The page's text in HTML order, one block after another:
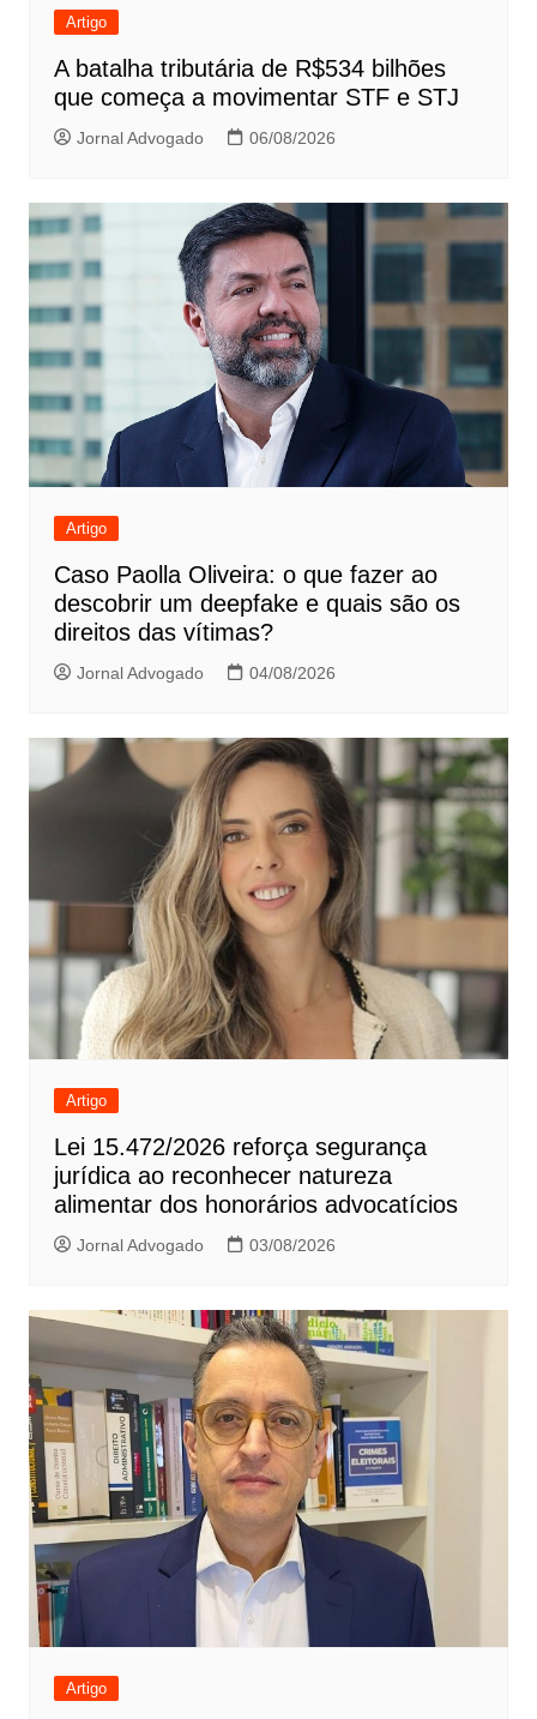
Artigo
A batalha tributária de R$534 bilhões
que começa a movimentar STF e STJ
Jornal Advogado 06/08/2026
Artigo
Caso Paolla Oliveira: o que fazer ao
descobrir um deepfake e quais são os
direitos das vítimas?
Jornal Advogado 04/08/2026
Artigo
Lei 15.472/2026 reforça segurança
jurídica ao reconhecer natureza
alimentar dos honorários advocatícios
Jornal Advogado 03/08/2026
Artigo